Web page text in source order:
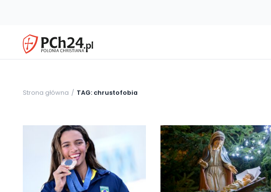
Strona główna TAG: chrustofobia